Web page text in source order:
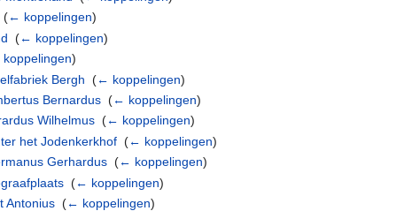
‎(← koppelingen)
‎(← koppelingen)
)
Bergh ‎(← koppelingen)
Bernardus ‎(← koppelingen)
Wilhelmus ‎(← koppelingen)
het Jodenkerkhof ‎(← koppelingen)
Gerhardus ‎(← koppelingen)
‎(← koppelingen)
Antonius ‎(← koppelingen)